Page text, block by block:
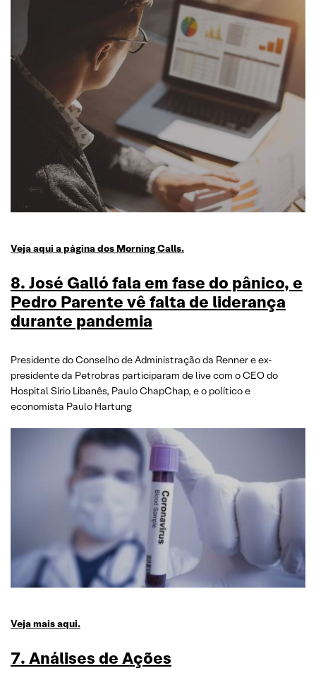
Veja aqui a página dos Morning Calls.
8. José Galló fala em fase do pânico, e
Pedro Parente vê falta de liderança
durante pandemia
Presidente do Conselho de Administração da Renner e ex-
presidente da Petrobras participaram de live com o CEO do
Hospital Sírio Libanês, Paulo ChapChap, e o político e
economista Paulo Hartung
Veja mais aqui.
7. Análises de Ações